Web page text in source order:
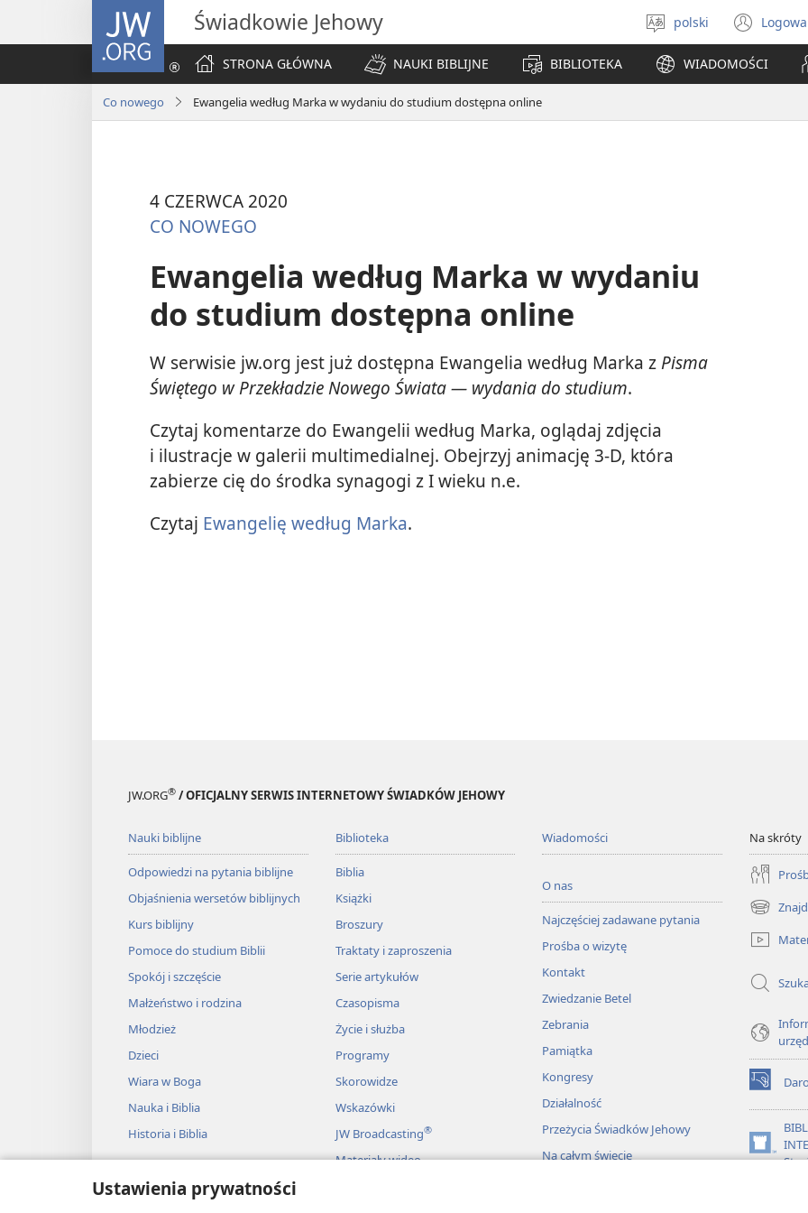
Ustawienia prywatności
JW.ORG Świadkowie Jehowy
Wybór
języka
polski
new
STRONA GŁÓWNA
NAUKI BIBLIJNE BIBLIOTEKA WIADOMOŚCI
Co nowego Ewangelia według Marka w wydaniu do studium dostępna online
4 CZERWCA 2020
CO NOWEGO
Ewangelia według Marka w wydaniu
do studium dostępna online
W serwisie jw.org jest już dostępna Ewangelia według Marka zPisma
Świętego w Przekładzie Nowego Świata — wydania do studium.
Czytaj komentarze do Ewangelii według Marka, oglądaj zdjęcia
i ilustracje w galerii multimedialnej. Obejrzyj animację 3-D, która
zabierze cię do środka synagogi z I wieku n.e.
Czytaj Ewangelię według Marka.
JW.ORG® / OFICJALNY SERWIS INTERNETOWY ŚWIADKÓW JEHOWY
Nauki biblijne
Odpowiedzi na pytania biblijne
Objaśnienia wersetów biblijnych
Kurs biblijny
Pomoce do studium Biblii
Spokój i szczęście
Małżeństwo i rodzina
Młodzież
Dzieci
Wiara w Boga
Nauka i Biblia
Historia i Biblia
Biblioteka
Biblia
Książki
Broszury
Traktaty i zaproszenia
Serie artykułów
Czasopisma
Życie i służba
Programy
Skorowidze
Wskazówki
JW Broadcasting®
Materiały wideo
Wiadomości
O nas
Najczęściej zadawane pytania
Prośba o wizytę
Kontakt
Zwiedzanie Betel
Zebrania
Pamiątka
Kongresy
Działalność
Przeżycia Świadków Jehowy
Na całym świecie
Na skróty
(opens
new
window)
(opens
new
window)
(opens